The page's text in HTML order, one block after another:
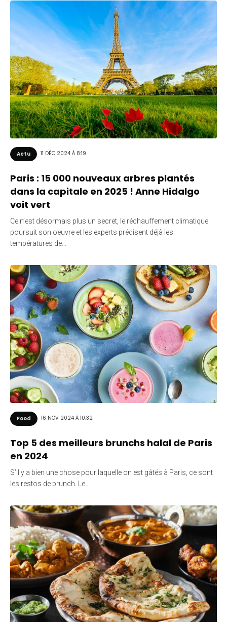
Actu 11 DÉC 2024 À 8:19
Paris : 15 000 nouveaux arbres plantés
dans la capitale en 2025 ! Anne Hidalgo
voit vert
Ce n’est désormais plus un secret, le réchauffement climatique
poursuit son oeuvre et les experts prédisent déjà les
températures de…
Food 16 NOV 2024 À 10:32
Top 5 des meilleurs brunchs halal de Paris
en 2024
S’il y a bien une chose pour laquelle on est gâtés à Paris, ce sont
les restos de brunch. Le…